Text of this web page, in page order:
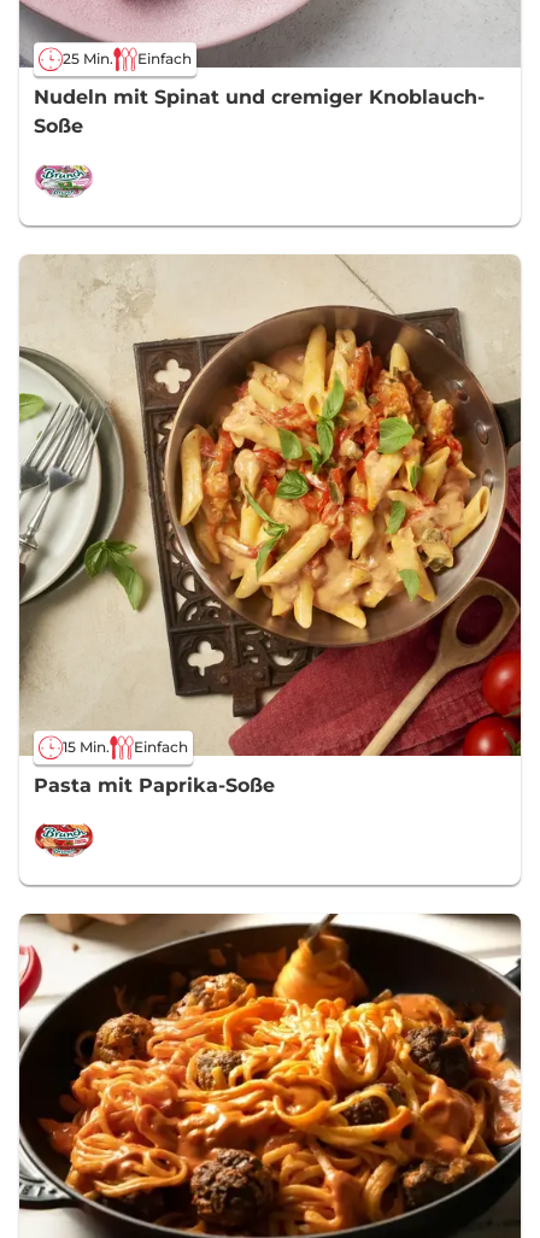
25 Min. Einfach
Nudeln mit Spinat und cremiger Knoblauch-
Soße
15 Min. Einfach
Pasta mit Paprika-Soße